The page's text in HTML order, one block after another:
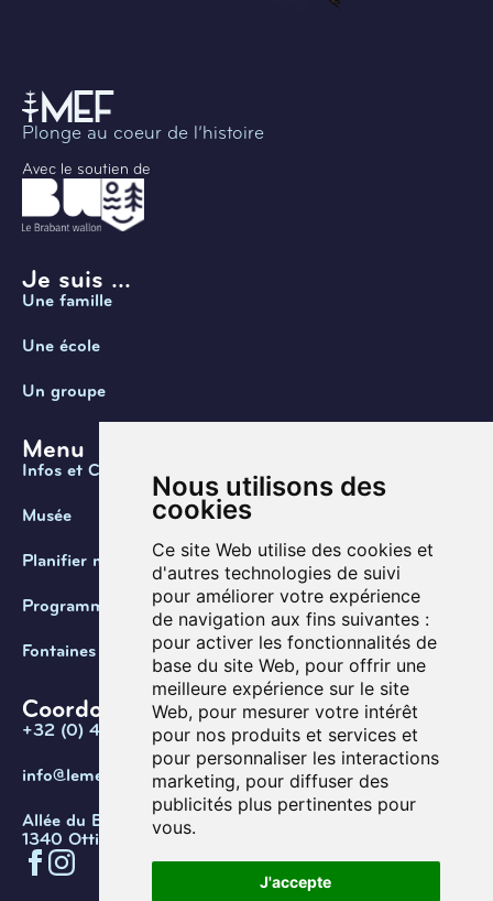
Nous utilisons des
cookies
Ce site Web utilise des cookies et
d'autres technologies de suivi
pour améliorer votre expérience
de navigation aux fins suivantes :
pour activer les fonctionnalités de
base du site Web, pour offrir une
meilleure expérience sur le site
Web, pour mesurer votre intérêt
pour nos produits et services et
pour personnaliser les interactions
marketing, pour diffuser des
publicités plus pertinentes pour
vous.
J'accepte
Plonge au coeur de l’histoire
Avec le soutien de
Je suis ...
Une famille
Une école
Un groupe
Menu
Infos et Contact
Musée
Planifier ma visite
Programmation
Fontaines de Belgique
Coordonnées
+32 (0) 470 / 67.20.55
info@lemef.be
Allée du Bois des Rêves 1,
1340 Ottignies-Louvain-la-Neuve
Confidentialité